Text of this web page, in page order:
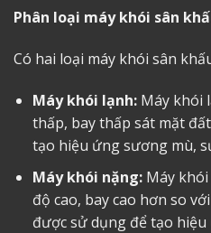
Phân loại máy khói sân
Có hai loại máy khói sân
Máy khói lạnh:Máy khói
thấp, bay thấp sát mặt
tạo hiệu ứng sương mù,
Máy khói nặng:Máy khói
độ cao, bay cao hơn so
được sử dụng để tạo